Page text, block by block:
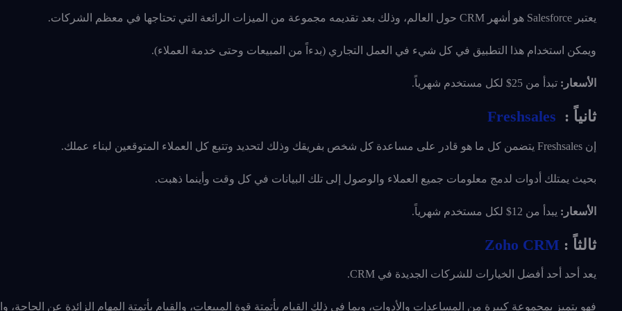
يعتبر Salesforce هو أشهر CRM حول العالم، وذلك بعد تقديمه مجموعة من الميزات الرائعة التي تحتاجها في معظم الشركات.
ويمكن استخدام هذا التطبيق في كل شيء في العمل التجاري (بدءاً من المبيعات وحتى خدمة العملاء).
الأسعار: تبدأ من 25$ لكل مستخدم شهرياً.
ثانياً : Freshsales
إن Freshsales يتضمن كل ما هو قادر على مساعدة كل شخص بفريقك وذلك لتحديد وتتبع كل العملاء المتوقعين لبناء عملك.
بحيث يمتلك أدوات لدمج معلومات جميع العملاء والوصول إلى تلك البيانات في كل وقت وأينما ذهبت.
الأسعار: يبدأ من 12$ لكل مستخدم شهرياً.
ثالثاً : Zoho CRM
يعد أحد أحد أفضل الخيارات للشركات الجديدة في CRM.
فهو يتميز بمجموعة كبيرة من المساعدات والأدوات، وبما في ذلك القيام بأتمتة قوة المبيعات، والقيام بأتمتة المهام الزائدة عن الحاجة،